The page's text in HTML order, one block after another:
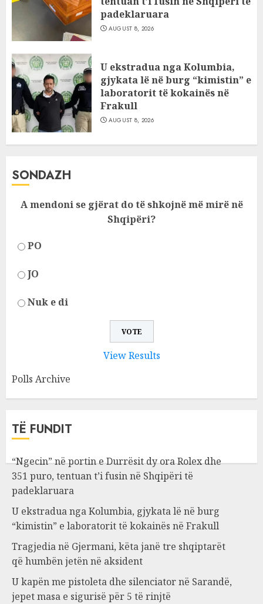
padeklaruara
AUGUST 8, 2026
U ekstradua nga Kolumbia,
gjykata lë në burg “kimistin” e
laboratorit të kokainës në
Frakull
AUGUST 8, 2026
SONDAZH
A mendoni se gjërat do të shkojnë më mirë në
Shqipëri?
PO
JO
Nuk e di
View Results
Polls Archive
TË FUNDIT
“Ngecin” në portin e Durrësit dy ora Rolex dhe
351 puro, tentuan t’i fusin në Shqipëri të
padeklaruara
U ekstradua nga Kolumbia, gjykata lë në burg
“kimistin” e laboratorit të kokainës në Frakull
Tragjedia në Gjermani, këta janë tre shqiptarët
që humbën jetën në aksident
U kapën me pistoleta dhe silenciator në Sarandë,
jepet masa e sigurisë për 5 të rinjtë